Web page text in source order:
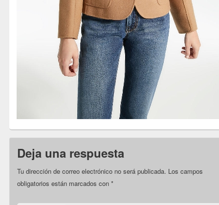
Deja una respuesta
Tu dirección de correo electrónico no será publicada. Los campos
obligatorios están marcados con*